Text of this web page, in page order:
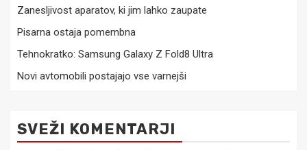
Zanesljivost aparatov, ki jim lahko zaupate
Pisarna ostaja pomembna
Tehnokratko: Samsung Galaxy Z Fold8 Ultra
Novi avtomobili postajajo vse varnejši
SVEŽI KOMENTARJI